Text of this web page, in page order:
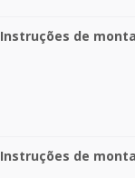
Instruções de
Instruções de